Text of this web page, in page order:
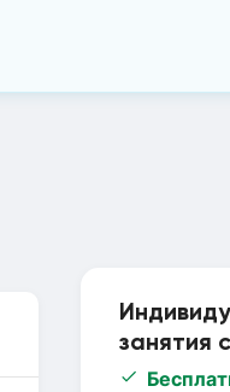
занятия